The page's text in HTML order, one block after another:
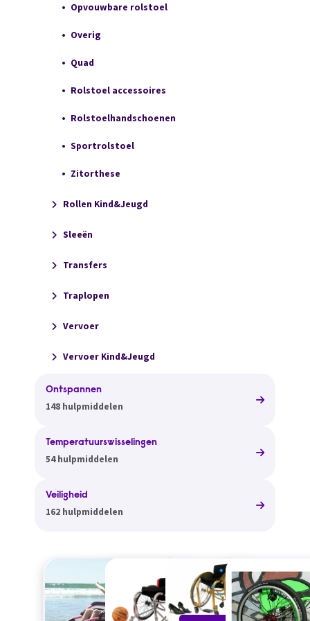
Opvouwbare rolstoel
Overig
Quad
Rolstoel accessoires
Rolstoelhandschoenen
Sportrolstoel
Zitorthese
Rollen Kind&Jeugd
Sleeën
Transfers
Traplopen
Vervoer
Vervoer Kind&Jeugd
Ontspannen
148 hulpmiddelen
Temperatuurswisselingen
54 hulpmiddelen
Veiligheid
162 hulpmiddelen